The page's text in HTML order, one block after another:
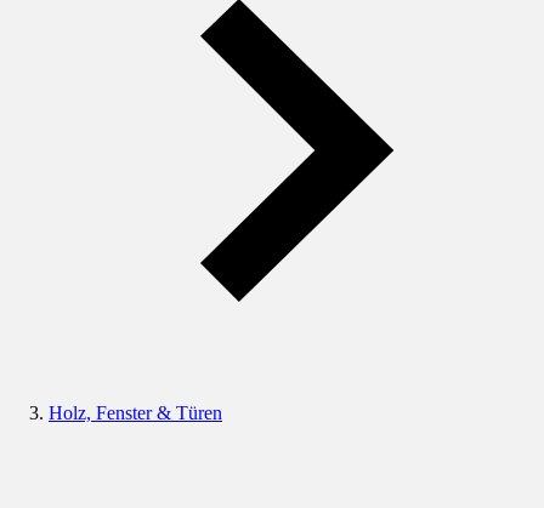
Holz, Fenster & Türen